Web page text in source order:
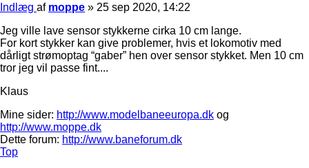
Indlæg af moppe » 25 sep 2020, 14:22
Jeg ville lave sensor stykkerne cirka 10 cm lange.
For kort stykker kan give problemer, hvis et lokomotiv med
dårligt strømoptag “gaber” hen over sensor stykket. Men 10 cm
tror jeg vil passe fint....
Klaus
Mine sider: http://www.modelbaneeuropa.dk og
http://www.moppe.dk
Dette forum: http://www.baneforum.dk
Top